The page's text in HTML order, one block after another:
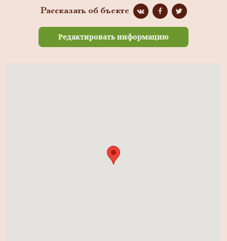
Рассказать об бъекте
Редактировать информацию